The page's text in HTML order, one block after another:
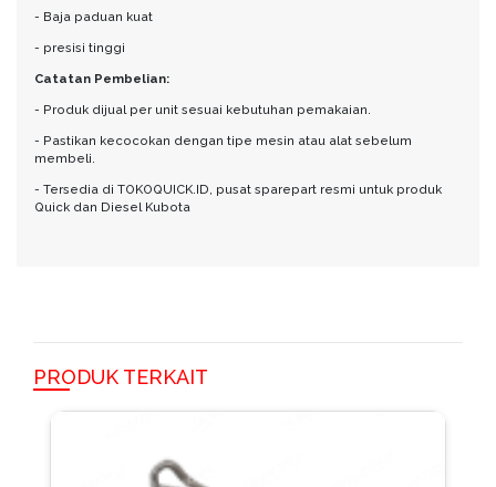
- Baja paduan kuat
- presisi tinggi
Catatan Pembelian:
- Produk dijual per unit sesuai kebutuhan pemakaian.
- Pastikan kecocokan dengan tipe mesin atau alat sebelum
membeli.
- Tersedia di TOKOQUICK.ID, pusat sparepart resmi untuk produk
Quick dan Diesel Kubota
PRODUK TERKAIT